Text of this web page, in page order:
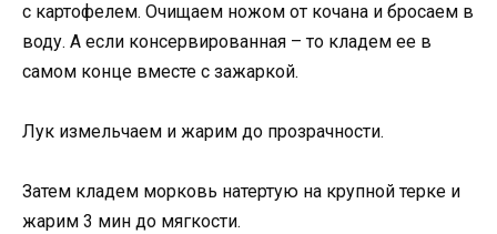
с картофелем. Очищаем ножом от кочана и бросаем в
воду. А если консервированная – то кладем ее в
самом конце вместе с зажаркой.
Лук измельчаем и жарим до прозрачности.
Затем кладем морковь натертую на крупной терке и
жарим 3 мин до мягкости.